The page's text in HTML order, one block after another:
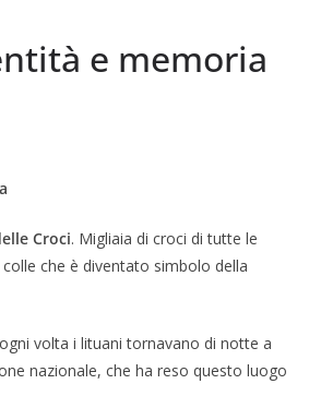
e memoria
Croci. Migliaia di croci di tutte le
che è diventato simbolo della
volta i lituani tornavano di notte a
nazionale, che ha reso questo luogo